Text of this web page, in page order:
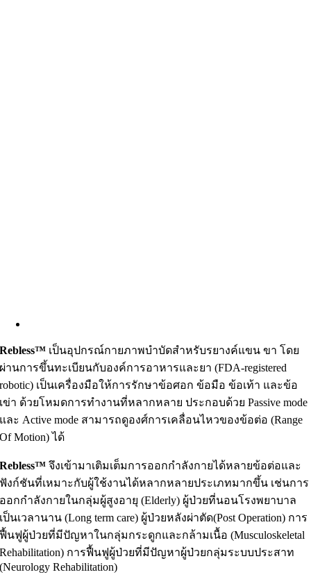
Rebless™ เป็นอุปกรณ์กายภาพบำบัดสำหรับรยางค์แขน ขา โดย
ผ่านการขึ้นทะเบียนกับองค์การอาหารและยา (FDA-registered
robotic) เป็นเครื่องมือให้การรักษาข้อศอก ข้อมือ ข้อเท้า และข้อ
เข่า ด้วยโหมดการทำงานที่หลากหลาย ประกอบด้วย Passive mode
และ Active mode สามารถดูองศ์การเคลื่อนไหวของข้อต่อ (Range
Of Motion) ได้
Rebless™ จึงเข้ามาเติมเต็มการออกกำลังกายได้หลายข้อต่อและ
ฟังก์ชันที่เหมาะกับผู้ใช้งานได้หลากหลายประเภทมากขึ้น เช่นการ
ออกกำลังกายในกลุ่มผู้สูงอายุ (Elderly) ผู้ป่วยที่นอนโรงพยาบาล
เป็นเวลานาน (Long term care) ผู้ป่วยหลังผ่าตัด(Post Operation) การ
ฟื้นฟูผู้ป่วยที่มีปัญหาในกลุ่มกระดูกและกล้ามเนื้อ (Musculoskeletal
Rehabilitation) การฟื้นฟูผู้ป่วยที่มีปัญหาผู้ป่วยกลุ่มระบบประสาท
(Neurology Rehabilitation)